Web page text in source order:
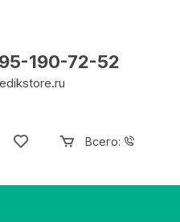
190-72-52
Всего: